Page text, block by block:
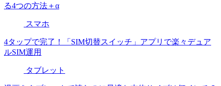
る4つの方法＋α
スマホ
4タップで完了！「SIM切替スイッチ」アプリで楽々デュア
ルSIM運用
タブレット